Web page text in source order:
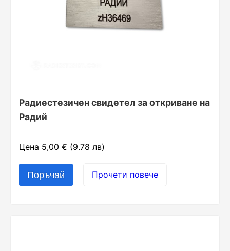
Радиестезичен свидетел за откриване на
Радий
Цена 5,00 € (9.78 лв)
Прочети повече